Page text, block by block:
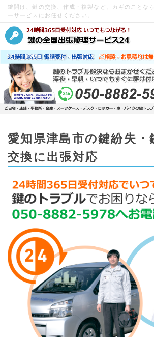
鍵開け、鍵の交換、作成・複製など、カギのことな
ーサービスにお任せください。
愛知県津島市の鍵紛失・
交換に出張対応